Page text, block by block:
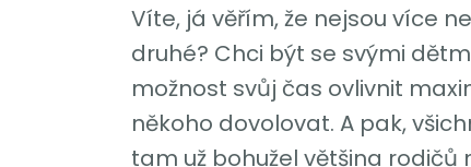
Víte, já věřím, že nejsou více
druhé? Chci být se svými
možnost svůj čas ovlivnit
někoho dovolovat. A pak,
tam už bohužel většina